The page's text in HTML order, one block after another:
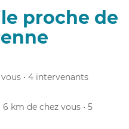
proche de
• 4 intervenants
6 km de chez vous • 5